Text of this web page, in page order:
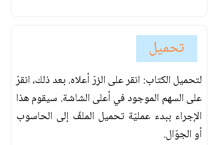
تحميل
لتحميل الكتاب: انقر على الزرّ أعلاه. بعد ذلك، انقرّ
على السهم الموجود في أعلى الشاشة. سيقوم هذا
الإجراء ببدء عمليّة تحميل الملفّ إلى الحاسوب
أو الجوّال.